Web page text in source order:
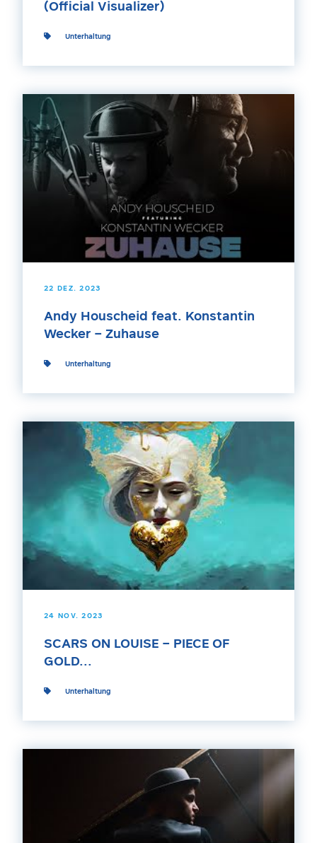
(Official Visualizer)
Unterhaltung
22 DEZ. 2023
Andy Houscheid feat. Konstantin
Wecker – Zuhause
Unterhaltung
24 NOV. 2023
SCARS ON LOUISE – PIECE OF
GOLD...
Unterhaltung